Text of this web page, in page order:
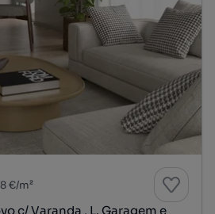
€/m²
c/ Varanda , L. Garagem e